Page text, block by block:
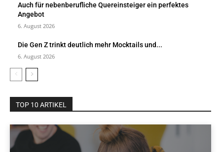
Auch für nebenberufliche Quereinsteiger ein perfektes
Angebot
6. August 2026
Die Gen Z trinkt deutlich mehr Mocktails und...
6. August 2026
TOP 10 ARTIKEL